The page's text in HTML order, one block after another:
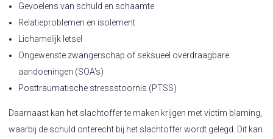
Gevoelens van schuld en schaamte
Relatieproblemen en isolement
Lichamelijk letsel
Ongewenste zwangerschap of seksueel overdraagbare
aandoeningen (SOA's)
Posttraumatische stressstoornis (PTSS)
Daarnaast kan het slachtoffer te maken krijgen met victim blaming,
waarbij de schuld onterecht bij het slachtoffer wordt gelegd. Dit kan